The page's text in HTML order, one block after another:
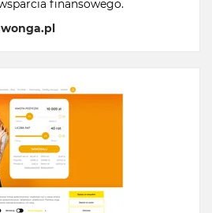
finansowego.